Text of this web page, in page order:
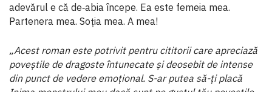
adevărul e că de‑abia începe. Ea este femeia mea.
Partenera mea. Soția mea. A mea!
„Acest roman este potrivit pentru cititorii care apreciază
poveștile de dragoste întunecate și deosebit de intense
din punct de vedere emoțional. S-ar putea să-ți placă